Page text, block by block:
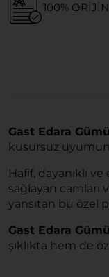
100%
Gast Edara
kusursuz
Hafif, dayanıklı
sağlayan camları
yansıtan bu özel
Gast Edara
şıklıkta hem de